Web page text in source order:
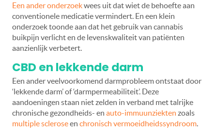
Een ander onderzoekwees uit dat wiet de behoefte aan
conventionele medicatie vermindert. En een klein
onderzoek toonde aan dat het gebruik van cannabis
buikpijn verlicht en de levenskwaliteit van patiënten
aanzienlijk verbetert.
CBD en lekkende darm
Een ander veelvoorkomend darmprobleem ontstaat door
‘lekkende darm’ of ‘darmpermeabiliteit’. Deze
aandoeningen staan niet zelden in verband met talrijke
chronische gezondheids- en auto-immuunziekten zoals
multiple scleroseen chronisch vermoeidheidssyndroom.